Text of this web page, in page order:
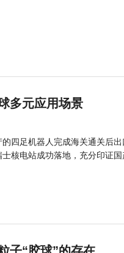
多元应用场景
四足机器人完成海关通关后
核电站成功落地，充分印证